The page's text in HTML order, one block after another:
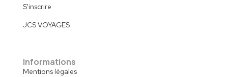
S'inscrire
JCS VOYAGES
Informations
Mentions légales